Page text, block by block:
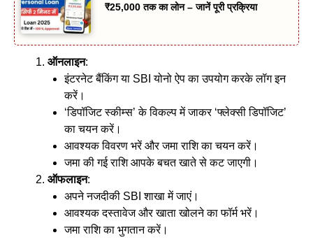
₹25,000 तक का लोन – जानें पूरी प्रक्रिया
ऑनलाइन:
इंटरनेट बैंकिंग या SBI योनो ऐप का उपयोग करके लॉग इन
करें।
‘डिपॉजिट स्कीम्स’ के विकल्प में जाकर ‘फ्लेक्सी डिपॉजिट’
का चयन करें।
आवश्यक विवरण भरें और जमा राशि का चयन करें।
जमा की गई राशि आपके बचत खाते से कट जाएगी।
ऑफलाइन:
अपने नजदीकी SBI शाखा में जाएं।
आवश्यक दस्तावेज और खाता खोलने का फॉर्म भरें।
जमा राशि का भुगतान करें।